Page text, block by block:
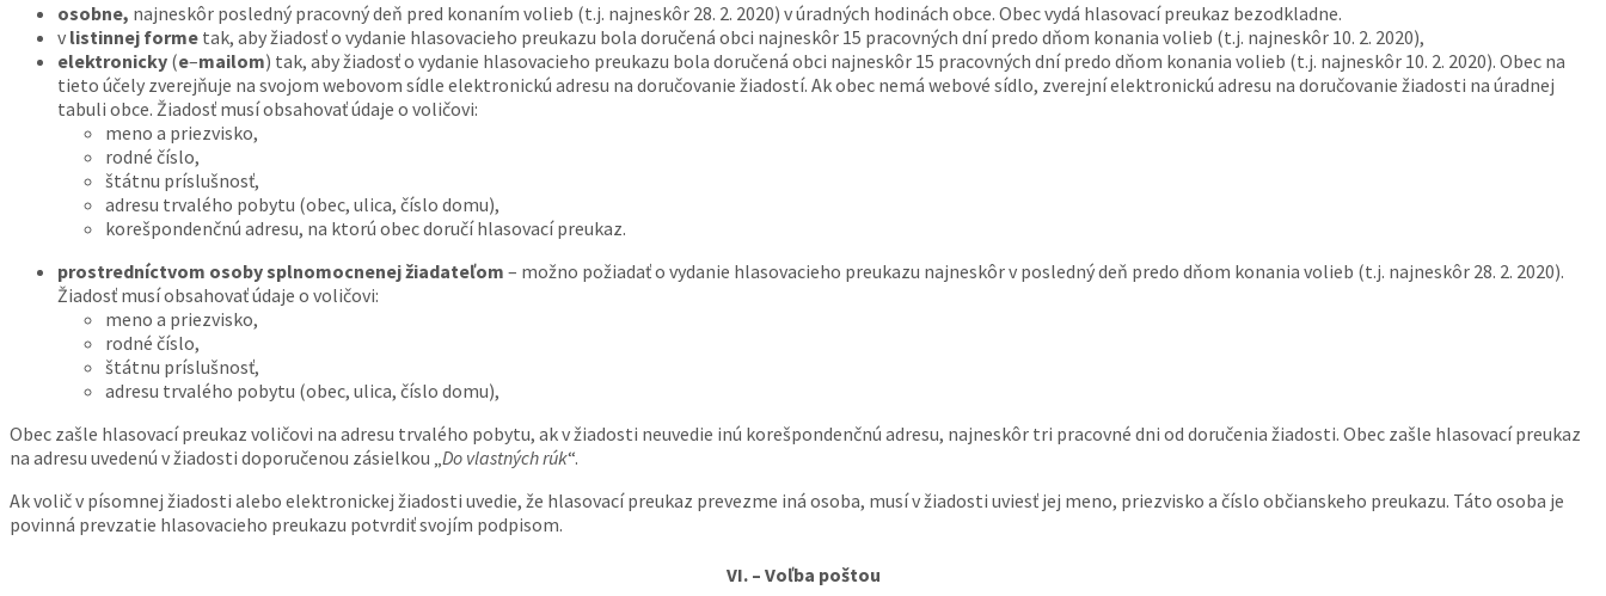
osobne, najneskôr posledný pracovný deň pred konaním volieb (t.j. najneskôr 28. 2. 2020) v úradných hodinách obce. Obec vydá hlasovací preukaz bezodkladne.
v listinnej forme tak, aby žiadosť o vydanie hlasovacieho preukazu bola doručená obci najneskôr 15 pracovných dní predo dňom konania volieb (t.j. najneskôr 10. 2. 2020),
elektronicky (e–mailom) tak, aby žiadosť o vydanie hlasovacieho preukazu bola doručená obci najneskôr 15 pracovných dní predo dňom konania volieb (t.j. najneskôr 10. 2. 2020). Obec na
tieto účely zverejňuje na svojom webovom sídle elektronickú adresu na doručovanie žiadostí. Ak obec nemá webové sídlo, zverejní elektronickú adresu na doručovanie žiadosti na úradnej
tabuli obce. Žiadosť musí obsahovať údaje o voličovi:
meno a priezvisko,
rodné číslo,
štátnu príslušnosť,
adresu trvalého pobytu (obec, ulica, číslo domu),
korešpondenčnú adresu, na ktorú obec doručí hlasovací preukaz.
prostredníctvom osoby splnomocnenej žiadateľom – možno požiadať o vydanie hlasovacieho preukazu najneskôr v posledný deň predo dňom konania volieb (t.j. najneskôr 28. 2. 2020).
Žiadosť musí obsahovať údaje o voličovi:
meno a priezvisko,
rodné číslo,
štátnu príslušnosť,
adresu trvalého pobytu (obec, ulica, číslo domu),
Obec zašle hlasovací preukaz voličovi na adresu trvalého pobytu, ak v žiadosti neuvedie inú korešpondenčnú adresu, najneskôr tri pracovné dni od doručenia žiadosti. Obec zašle hlasovací preukaz
na adresu uvedenú v žiadosti doporučenou zásielkou „Do vlastných rúk“.
Ak volič v písomnej žiadosti alebo elektronickej žiadosti uvedie, že hlasovací preukaz prevezme iná osoba, musí v žiadosti uviesť jej meno, priezvisko a číslo občianskeho preukazu. Táto osoba je
povinná prevzatie hlasovacieho preukazu potvrdiť svojím podpisom.
VI. – Voľba poštou